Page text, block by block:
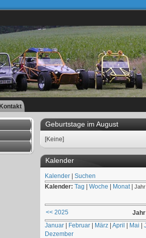
Kontakt
Geburtstage im August
[Keine]
Kalender
Kalender | Suchen
Kalender: Tag | Woche | Monat| Jahr
<< 2025
Januar| Februar| März| April | Mai |
Dezember